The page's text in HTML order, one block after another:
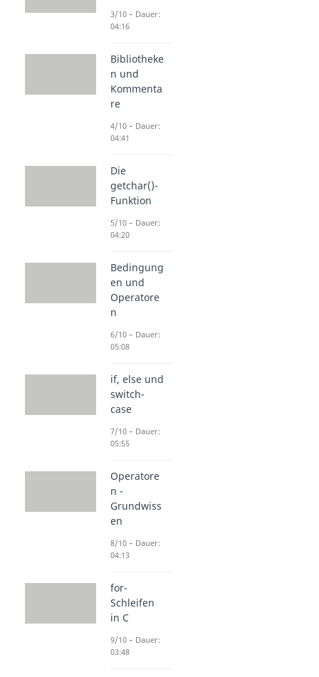
3/10 – Dauer:
04:16
Bibliotheke
n und
Kommenta
re
4/10 – Dauer:
04:41
Die
getchar()-
Funktion
5/10 – Dauer:
04:20
Bedingung
en und
Operatore
n
6/10 – Dauer:
05:08
if, else und
switch-
case
7/10 – Dauer:
05:55
Operatore
n -
Grundwiss
en
8/10 – Dauer:
04:13
for-
Schleifen
in C
9/10 – Dauer:
03:48